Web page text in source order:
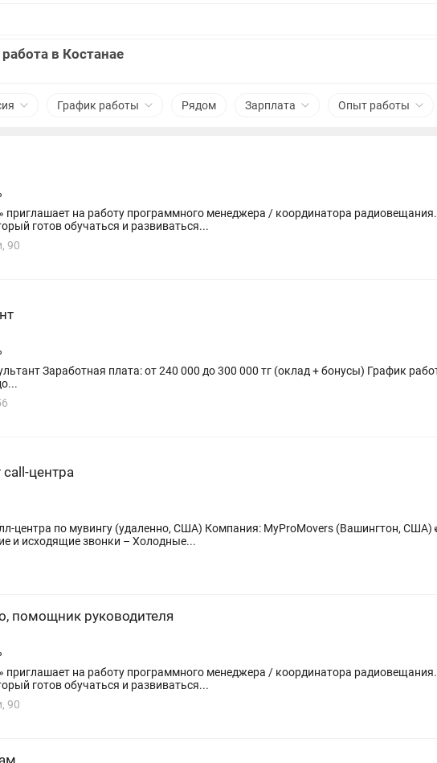
в Костанае
График работы Рядом Зарплата Опыт работы
на работу программного менеджера / координатора радиовещания. Ищем ответственного, внимательного
готов обучаться и развиваться...
90
график Рабочий день: с
центра
мувингу (удаленно, США) Компания: MyProMovers (Вашингтон, США) 🚛 Работаем в сфере переездов (мувинг).
и исходящие звонки – Холодные...
помощник руководителя
на работу программного менеджера / координатора радиовещания. Ищем ответственного, внимательного
готов обучаться и развиваться...
90